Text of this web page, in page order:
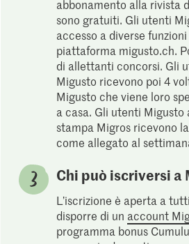
abbonamento alla rivista
sono gratuiti. Gli utenti
accesso a diverse
piattaforma migusto.ch.
di allettanti concorsi. Gli
Migusto ricevono poi 4
Migusto che viene loro
a casa. Gli utenti Migusto
stampa Migros ricevono
come allegato al
Chi può iscriversi a
L’iscrizione è aperta a
disporre di un account
programma bonus